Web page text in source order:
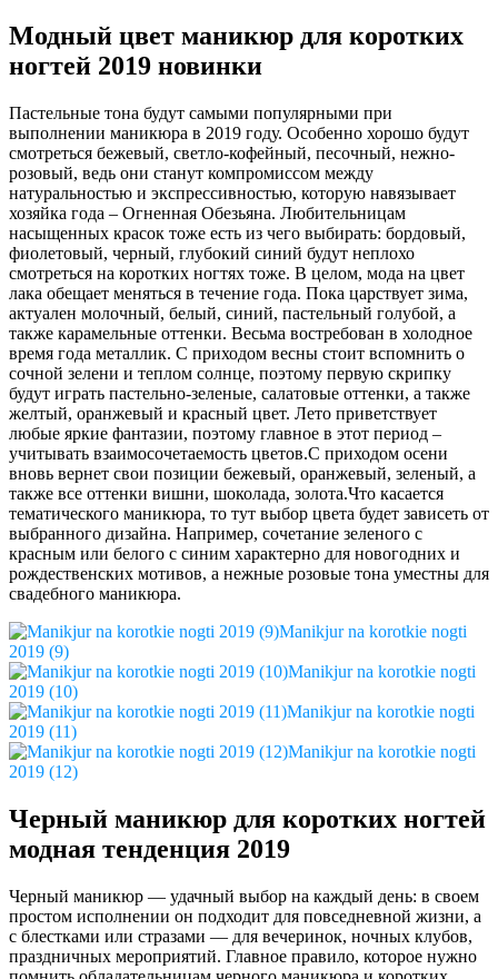
Модный цвет маникюр для коротких
ногтей 2019 новинки
Пастельные тона будут самыми популярными при
выполнении маникюра в 2019 году. Особенно хорошо будут
смотреться бежевый, светло-кофейный, песочный, нежно-
розовый, ведь они станут компромиссом между
натуральностью и экспрессивностью, которую навязывает
хозяйка года – Огненная Обезьяна. Любительницам
насыщенных красок тоже есть из чего выбирать: бордовый,
фиолетовый, черный, глубокий синий будут неплохо
смотреться на коротких ногтях тоже. В целом, мода на цвет
лака обещает меняться в течение года. Пока царствует зима,
актуален молочный, белый, синий, пастельный голубой, а
также карамельные оттенки. Весьма востребован в холодное
время года металлик. С приходом весны стоит вспомнить о
сочной зелени и теплом солнце, поэтому первую скрипку
будут играть пастельно-зеленые, салатовые оттенки, а также
желтый, оранжевый и красный цвет. Лето приветствует
любые яркие фантазии, поэтому главное в этот период –
учитывать взаимосочетаемость цветов.С приходом осени
вновь вернет свои позиции бежевый, оранжевый, зеленый, а
также все оттенки вишни, шоколада, золота.Что касается
тематического маникюра, то тут выбор цвета будет зависеть от
выбранного дизайна. Например, сочетание зеленого с
красным или белого с синим характерно для новогодних и
рождественских мотивов, а нежные розовые тона уместны для
свадебного маникюра.
Manikjur na korotkie nogti
2019 (9)
Manikjur na korotkie nogti
2019 (10)
Manikjur na korotkie nogti
2019 (11)
Manikjur na korotkie nogti
2019 (12)
Черный маникюр для коротких ногтей
модная тенденция 2019
Черный маникюр — удачный выбор на каждый день: в своем
простом исполнении он подходит для повседневной жизни, а
с блестками или стразами — для вечеринок, ночных клубов,
праздничных мероприятий. Главное правило, которое нужно